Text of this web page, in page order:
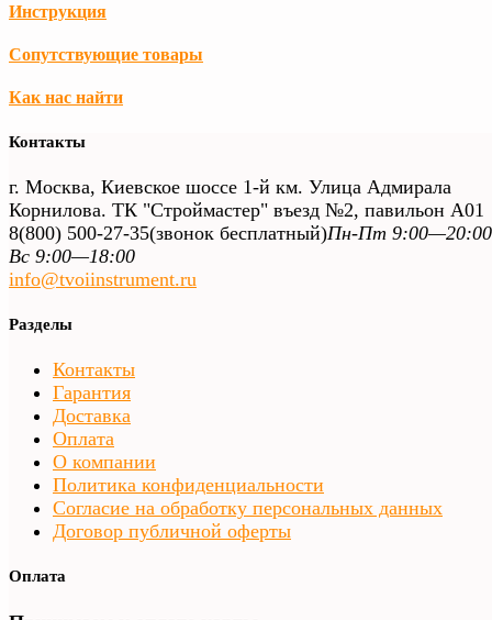
Инструкция
Сопутствующие товары
Как нас найти
Контакты
г. Москва, Киевское шоссе 1-й км. Улица Адмирала
Корнилова. ТК "Строймастер" въезд №2, павильон А01
8(800) 500-27-35(звонок бесплатный)Пн-Пт
Вс 9:00—18:00
info@tvoiinstrument.ru
Разделы
Контакты
Гарантия
Доставка
Оплата
О компании
Политика конфиденциальности
Согласие на обработку персональных данных
Договор публичной оферты
Оплата